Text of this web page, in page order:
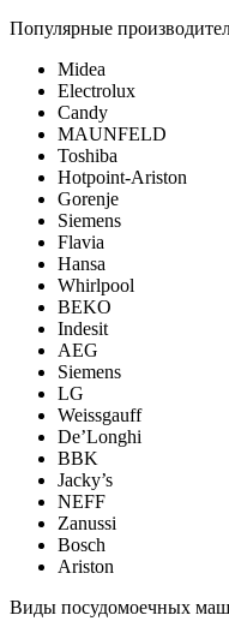
Популярные
Midea
Electrolux
Candy
MAUNFELD
Toshiba
Hotpoint-Ariston
Gorenje
Siemens
Flavia
Hansa
Whirlpool
BEKO
Indesit
AEG
Siemens
LG
Weissgauff
De’Longhi
BBK
Jacky’s
NEFF
Zanussi
Bosch
Ariston
Виды посудомоечных